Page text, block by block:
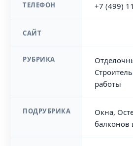
ТЕЛЕФОН +7 (499)
САЙТ
РУБРИКА
работы
ПОДРУБРИКА
Окна,